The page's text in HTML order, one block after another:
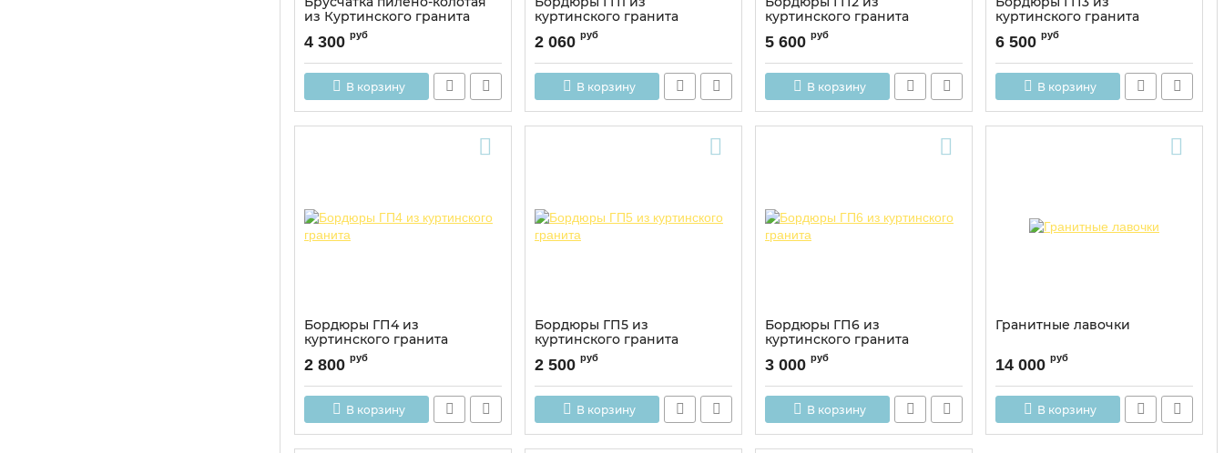
из Куртинского гранита
4 300 руб
В корзину
куртинского гранита
2 060 руб
В корзину
куртинского гранита
5 600 руб
В корзину
куртинского гранита
6 500 руб
В корзину
Бордюры ГП4 из
куртинского гранита
2 800 руб
В корзину
Бордюры ГП5 из
куртинского гранита
2 500 руб
В корзину
Бордюры ГП6 из
куртинского гранита
3 000 руб
В корзину
Гранитные лавочки
14 000 руб
В корзину